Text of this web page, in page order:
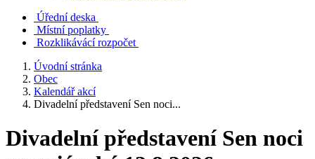
Úřední deska
Místní poplatky
Rozklikávácí rozpočet
Úvodní stránka
Obec
Kalendář akcí
Divadelní představení Sen noci...
Divadelní představení Sen noci